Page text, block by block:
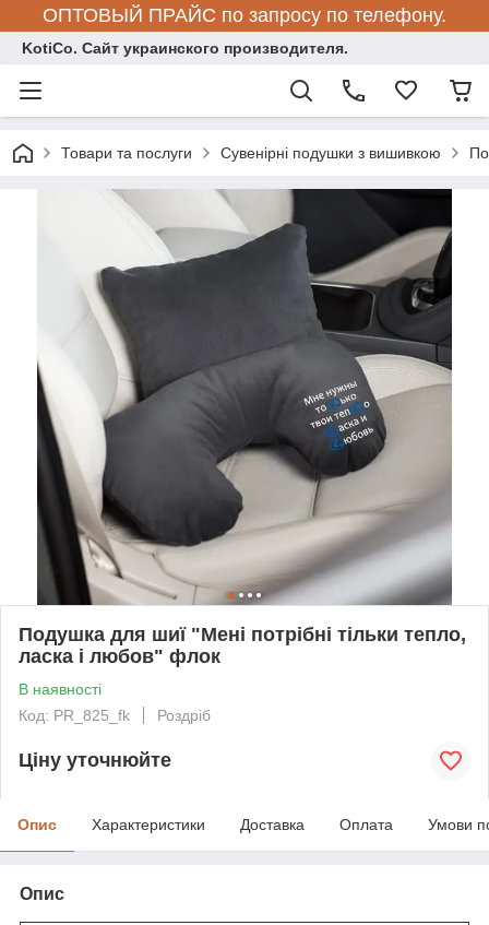
ОПТОВЫЙ ПРАЙС по запросу по телефону.
KotiCo. Сайт украинского производителя.
Товари та послуги Сувенірні подушки з вишивкою
Подушка для шиї "Мені потрібні тільки тепло,
ласка і любов" флок
В наявності
Код: PR_825_fk
Роздріб
Ціну уточнюйте
Опис Характеристики Доставка Оплата Умови
Опис